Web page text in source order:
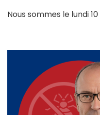
Nous sommes le lundi 10